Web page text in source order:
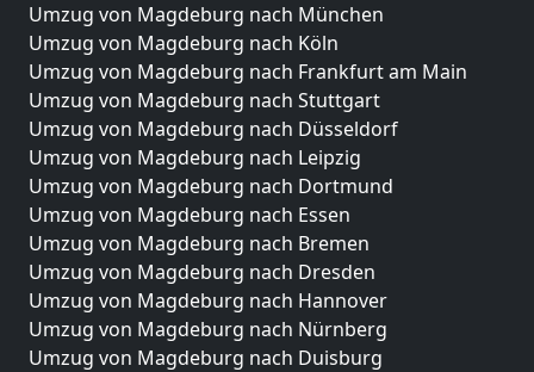
Umzug von Magdeburg nach München
Umzug von Magdeburg nach Köln
Umzug von Magdeburg nach Frankfurt am Main
Umzug von Magdeburg nach Stuttgart
Umzug von Magdeburg nach Düsseldorf
Umzug von Magdeburg nach Leipzig
Umzug von Magdeburg nach Dortmund
Umzug von Magdeburg nach Essen
Umzug von Magdeburg nach Bremen
Umzug von Magdeburg nach Dresden
Umzug von Magdeburg nach Hannover
Umzug von Magdeburg nach Nürnberg
Umzug von Magdeburg nach Duisburg